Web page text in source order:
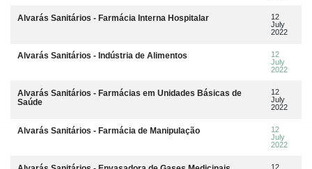
Alvarás Sanitários - Farmácia Interna Hospitalar
12
July
2022
Alvarás Sanitários - Indústria de Alimentos
12
July
2022
Alvarás Sanitários - Farmácias em Unidades Básicas de
Saúde
12
July
2022
Alvarás Sanitários - Farmácia de Manipulação
12
July
2022
12